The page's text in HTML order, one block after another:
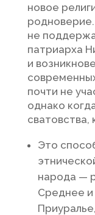
новое
родноверие.
не
патриарха
и
почти не
однако
сватовства,
Это
народа —
Среднее